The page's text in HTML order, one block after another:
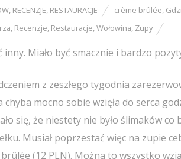
, RECENZJE, RESTAURACJE crème brûlée,
, Recenzje, Restauracje,Wołowina, Zupy
inny. Miało być smacznie i bardzo
z zeszłego tygodnia
chyba mocno sobie wzięła do serca
się, że niestety nie było ślimaków
Musiał poprzestać więc na zupie
(12 PLN). Można to wszystko